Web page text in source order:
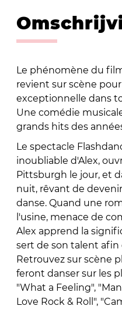
Le phénomène du
revient sur scène
exceptionnelle dans
Une comédie
grands hits des
Le spectacle
inoubliable d'Alex,
Pittsburgh le jour, et
nuit, rêvant de
danse. Quand une
l'usine, menace de
Alex apprend la
sert de son talent afin
Retrouvez sur scène
feront danser sur les
"What a Feeling",
Love Rock & Roll",